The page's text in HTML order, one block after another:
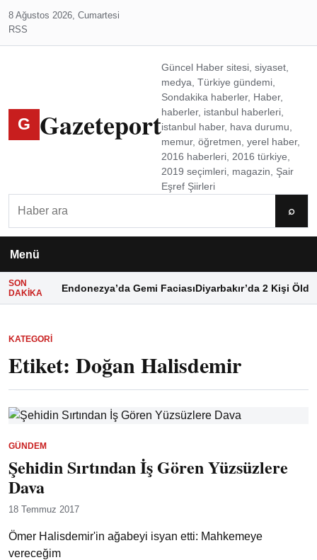
8 Ağustos 2026, Cumartesi
RSS
G Gazeteport
Güncel Haber sitesi, siyaset,
medya, Türkiye gündemi,
Sondakika haberler, Haber,
haberler, istanbul haberleri,
istanbul haber, hava durumu,
memur, öğretmen, yerel haber,
2016 haberleri, 2016 türkiye,
2019 seçimleri, magazin, Şair
Eşref Şiirleri
⌕
Menü
SON
DAKIKA
Endonezya’da Gemi FaciasıDiyarbakır’da 2 Kişi Öldü
KATEGORI
Etiket: Doğan Halisdemir
GÜNDEM
Şehidin Sırtından İş Gören Yüzsüzlere
Dava
18 Temmuz 2017
Ömer Halisdemir'in ağabeyi isyan etti: Mahkemeye
vereceğim